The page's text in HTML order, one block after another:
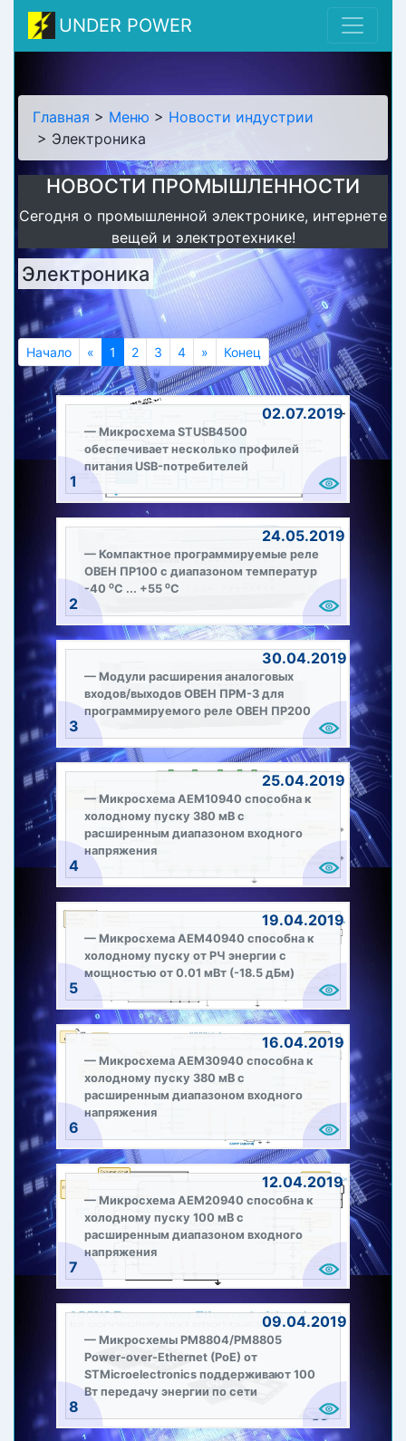
UNDER POWER
Главная > Меню > Новости индустрии
> Электроника
НОВОСТИ ПРОМЫШЛЕННОСТИ
Сегодня о промышленной электронике, интернете
вещей и электротехнике!
Электроника
Начало « Предыдущий
1 (current)
2 3 4 » Следующий
Конец
Микросхема STUSB4500
обеспечивает несколько профилей
питания USB-потребителей
02.07.2019
1
Компактное программируемые реле
ОВЕН ПР100 с диапазоном температур
-40 ⁰С ... +55 ⁰С
24.05.2019
2
Модули расширения аналоговых
входов/выходов ОВЕН ПРМ-3 для
программируемого реле ОВЕН ПР200
30.04.2019
3
Микросхема AEM10940 способна к
холодному пуску 380 мВ с
расширенным диапазоном входного
напряжения
25.04.2019
4
Микросхема AEM40940 способна к
холодному пуску от РЧ энергии с
мощностью от 0.01 мВт (-18.5 дБм)
19.04.2019
5
Микросхема AEM30940 способна к
холодному пуску 380 мВ с
расширенным диапазоном входного
напряжения
16.04.2019
6
Микросхема AEM20940 способна к
холодному пуску 100 мВ с
расширенным диапазоном входного
напряжения
12.04.2019
7
Микросхемы PM8804/PM8805
Power-over-Ethernet (PoE) от
STMicroelectronics поддерживают 100
Вт передачу энергии по сети
09.04.2019
8